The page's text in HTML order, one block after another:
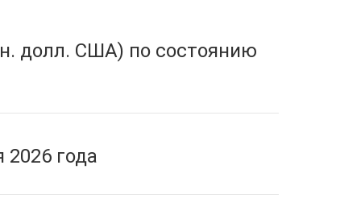
долл. США) по состоянию
года